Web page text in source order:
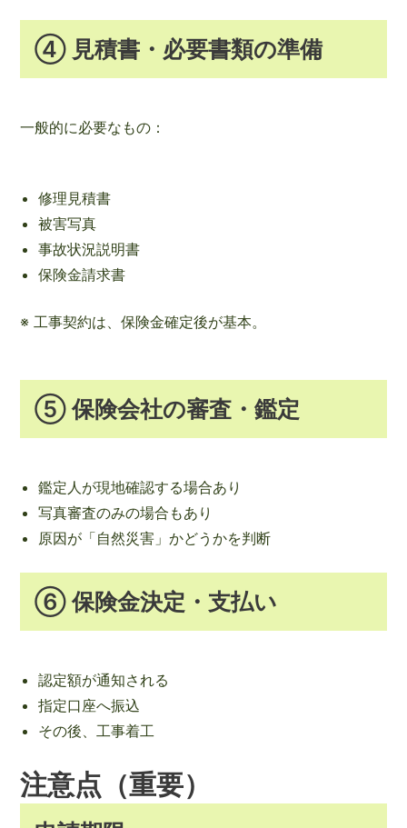
④ 見積書・必要書類の準備
一般的に必要なもの：
修理見積書
被害写真
事故状況説明書
保険金請求書
※ 工事契約は、保険金確定後が基本。
⑤ 保険会社の審査・鑑定
鑑定人が現地確認する場合あり
写真審査のみの場合もあり
原因が「自然災害」かどうかを判断
⑥ 保険金決定・支払い
認定額が通知される
指定口座へ振込
その後、工事着工
注意点（重要）